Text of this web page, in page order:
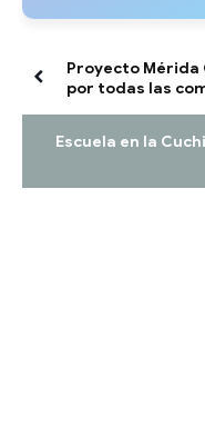
Proyecto
por todas las
Escuela en la